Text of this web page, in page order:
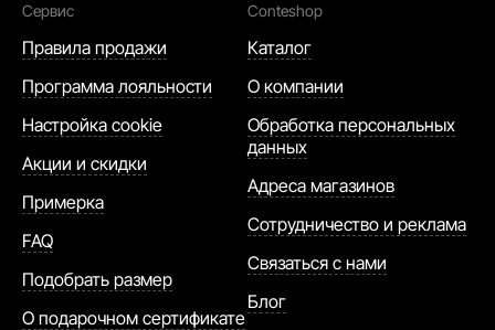
Сервис
Правила продажи
Программа лояльности
Настройка cookie
Акции и скидки
Примерка
FAQ
Подобрать размер
О подарочном сертификате
Conteshop
Каталог
О компании
Обработка персональных
данных
Адреса магазинов
Сотрудничество и реклама
Связаться с нами
Блог